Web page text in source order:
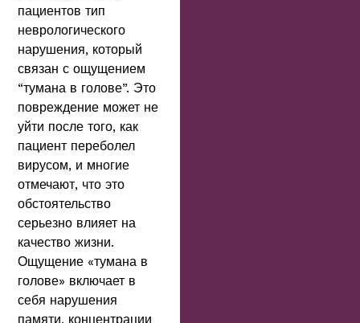
пациентов тип
неврологического
нарушения, который
связан с ощущением
“тумана в голове”. Это
повреждение может не
уйти после того, как
пациент переболел
вирусом, и многие
отмечают, что это
обстоятельство
серьезно влияет на
качество жизни.
Ощущение «тумана в
голове» включает в
себя нарушения
памяти, концентрации